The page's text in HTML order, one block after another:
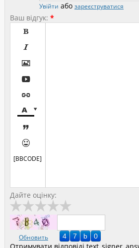
Увійти або зареєструватися
Ваш відгук: *









[BBCODE]
Дайте оцінку:
Обновить